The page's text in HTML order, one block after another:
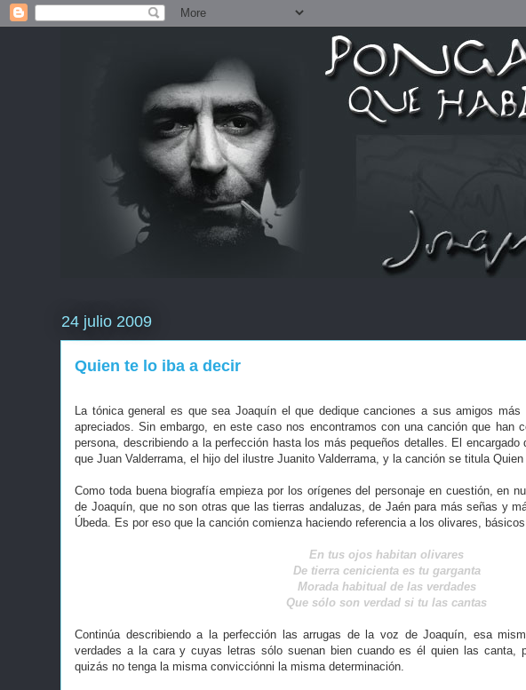
24 julio 2009
Quien te lo iba a decir
La tónica general es que sea Joaquín el que dedique canciones a sus amigos
apreciados. Sin embargo, en este caso nos encontramos con una canción que han
persona, describiendo a la perfección hasta los más pequeños detalles. El
que Juan Valderrama, el hijo del ilustre Juanito Valderrama, y la canción se titula
Como toda buena biografía empieza por los orígenes del personaje en cuestión, en
de Joaquín, que no son otras que las tierras andaluzas, de Jaén para más señas y
Úbeda. Es por eso que la canción comienza haciendo referencia a los olivares,
En tus ojos habitan olivares
De tierra cenicienta es tu garganta
Morada habitual de las verdades
Que sólo son verdad si tu las cantas
Continúa describiendo a la perfección las arrugas de la voz de Joaquín, esa
verdades a la cara y cuyas letras sólo suenan bien cuando es él quien las canta,
quizás no tenga la misma convicciónni la misma determinación.